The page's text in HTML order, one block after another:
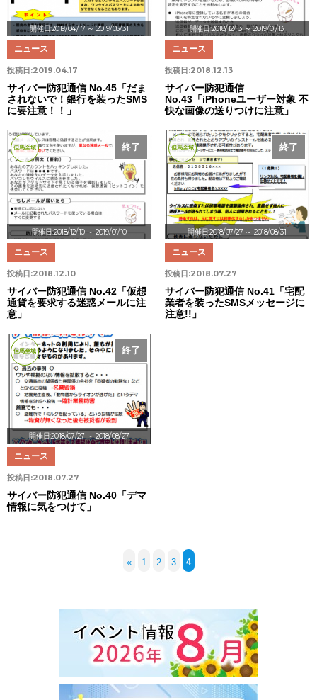
開催日:2019/04/17～ 2019/05/31
投稿日:2019.04.17
ニュース
サイバー防犯通信 No.45「だま
されないで！銀行を装ったSMS
に要注意！！」
開催日:2018/12/13～ 2019/01/13
投稿日:2018.12.13
ニュース
サイバー防犯通信
No.43「iPhoneユーザー対象 不
快な画像の送りつけに注意」
開催日:2018/12/10 ～ 2019/01/10
終了
但馬全域
投稿日:2018.12.10
ニュース
サイバー防犯通信 No.42「仮想
通貨を要求する迷惑メールに注
意」
開催日:2018/07/27 ～ 2018/08/31
終了
但馬全域
投稿日:2018.07.27
ニュース
サイバー防犯通信 No.41「宅配
業者を装ったSMSメッセージに
注意!!」
開催日:2018/07/27 ～ 2018/08/27
終了
但馬全域
投稿日:2018.07.27
ニュース
サイバー防犯通信 No.40「デマ
情報に気をつけて」
« 1 2 3 4